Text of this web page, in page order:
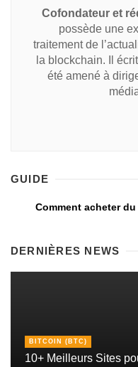
Cofondateur et
possède une
traitement de
la blockchain. Il
été amené à
GUIDE
Comment acheter
DERNIÈRES NEWS
BITCOIN (BTC)
10+ Meilleurs Sites